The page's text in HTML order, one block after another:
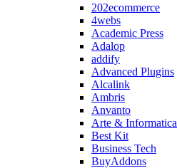
202ecommerce
4webs
Academic Press
Adalop
addify
Advanced Plugins
Alcalink
Ambris
Anvanto
Arte & Informatica
Best Kit
Business Tech
BuyAddons